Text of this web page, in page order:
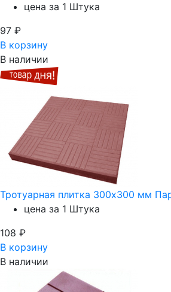
цена за 1 Штука
97 ₽
В корзину
В наличии
Тротуарная плитка 300х300 мм
цена за 1 Штука
108 ₽
В корзину
В наличии